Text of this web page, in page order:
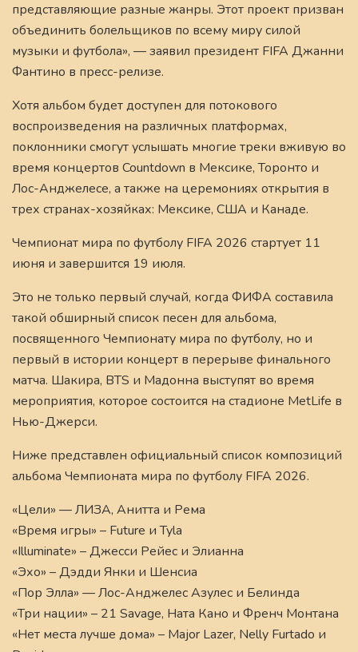
представляющие разные жанры. Этот проект призван
объединить болельщиков по всему миру силой
музыки и футбола», — заявил президент FIFA Джанни
Фантино в пресс-релизе.
Хотя альбом будет доступен для потокового
воспроизведения на различных платформах,
поклонники смогут услышать многие треки вживую во
время концертов Countdown в Мексике, Торонто и
Лос-Анджелесе, а также на церемониях открытия в
трех странах-хозяйках: Мексике, США и Канаде.
Чемпионат мира по футболу FIFA 2026 стартует 11
июня и завершится 19 июля.
Это не только первый случай, когда ФИФА составила
такой обширный список песен для альбома,
посвященного Чемпионату мира по футболу, но и
первый в истории концерт в перерыве финального
матча. Шакира, BTS и Мадонна выступят во время
мероприятия, которое состоится на стадионе MetLife в
Нью-Джерси.
Ниже представлен официальный список композиций
альбома Чемпионата мира по футболу FIFA 2026.
«Цели» — ЛИЗА, Анитта и Рема
«Время игры» – Future и Tyla
«Illuminate» – Джесси Рейес и Элианна
«Эхо» – Дэдди Янки и Шенсиа
«Пор Элла» — Лос-Анджелес Азулес и Белинда
«Три нации» – 21 Savage, Ната Кано и Френч Монтана
«Нет места лучше дома» – Major Lazer, Nelly Furtado и